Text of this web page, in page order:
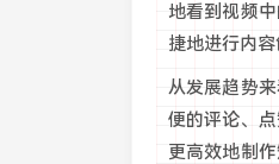
地看到视频
捷地进行内容
从发展趋势
便的评论、
更高效地制